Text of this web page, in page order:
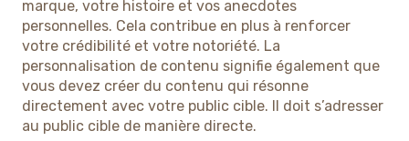
marque, votre histoire et vos anecdotes
personnelles. Cela contribue en plus à renforcer
votre crédibilité et votre notoriété. La
personnalisation de contenu signifie également que
vous devez créer du contenu qui résonne
directement avec votre public cible. Il doit s’adresser
au public cible de manière directe.